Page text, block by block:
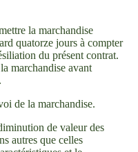
la marchandise
quatorze jours à compter
du présent contrat.
marchandise avant
de la marchandise.
de valeur des
autres que celles